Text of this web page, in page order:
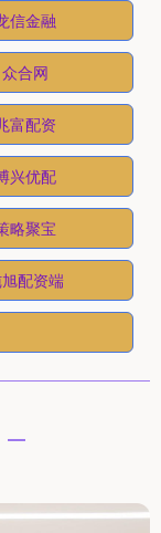
信金融
众合网
富配资
兴优配
略聚宝
配资端